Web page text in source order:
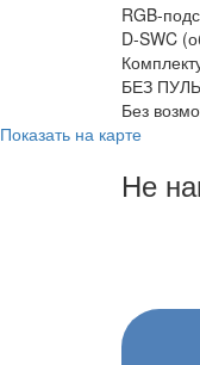
RGB-
D-SWC
БЕЗ
Без
Показать на карте
Не